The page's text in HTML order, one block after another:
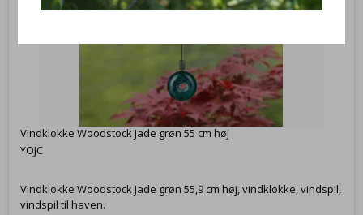
Vindklokke Woodstock Jade grøn 55 cm høj
YOJC
Vindklokke Woodstock Jade grøn 55,9 cm høj, vindklokke, vindspil,
vindspil til haven.